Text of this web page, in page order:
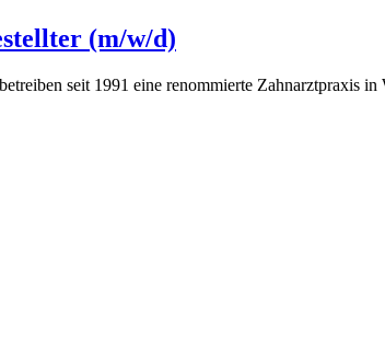
(m/w/d)
seit 1991 eine renommierte Zahnarztpraxis